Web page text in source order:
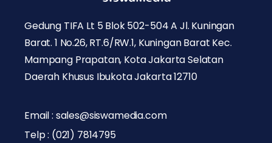
Gedung TIFA Lt 5 Blok 502-504 A Jl. Kuningan
Barat. 1 No.26, RT.6/RW.1, Kuningan Barat Kec.
Mampang Prapatan, Kota Jakarta Selatan
Daerah Khusus Ibukota Jakarta 12710
Email : sales@siswamedia.com
Telp : (021) 7814795